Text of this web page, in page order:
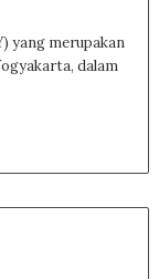
yang merupakan
dalam